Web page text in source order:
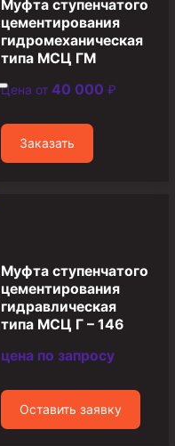
Муфта ступенчатого
цементирования
гидромеханическая
типа МСЦ ГМ
Цена от 40 000 ₽
Заказать
Муфта ступенчатого
цементирования
гидравлическая
типа МСЦ Г – 146
цена по запросу
Оставить заявку